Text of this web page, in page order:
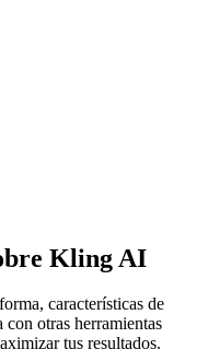
Kling AI
características de
otras herramientas
tus resultados.